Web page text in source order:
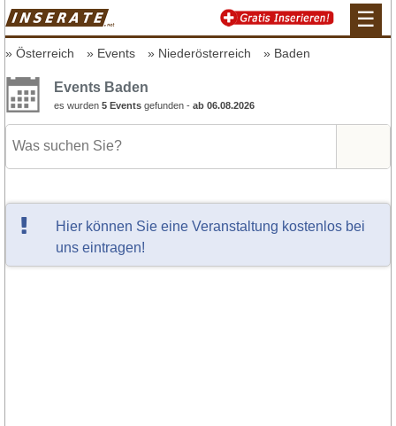
☰
Österreich Events Niederösterreich Baden
Events Baden
es wurden 5 Events gefunden - ab 06.08.2026
Hier können Sie eine Veranstaltung kostenlos bei
uns eintragen!